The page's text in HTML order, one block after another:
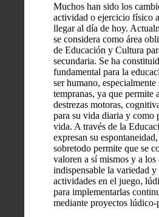
Muchos han sido los
actividad o ejercicio físico
llegar al día de hoy.
se considera como área
de Educación y Cultura
secundaria. Se ha
fundamental para la
ser humano, especialmente
tempranas, ya que permite
destrezas motoras,
para su vida diaria y como
vida. A través de la
expresan su
sobretodo permite que se
valoren a sí mismos y a los
indispensable la variedad
actividades en el juego,
para implementarlas
mediante proyectos lúdico-